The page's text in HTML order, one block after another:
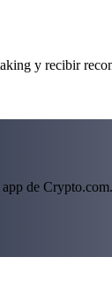
y recibir
de